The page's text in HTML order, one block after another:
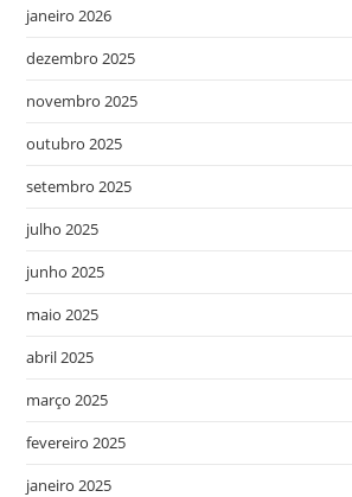
janeiro 2026
dezembro 2025
novembro 2025
outubro 2025
setembro 2025
julho 2025
junho 2025
maio 2025
abril 2025
março 2025
fevereiro 2025
janeiro 2025